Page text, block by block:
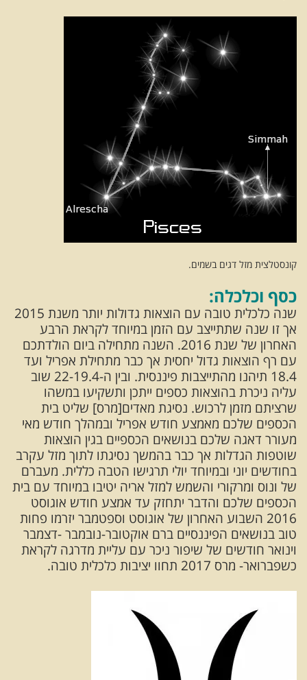
קונסטלצית מזל דגים בשמים.
כסף וכלכלה:
שנה כלכלית טובה עם הוצאות גדולות יותר משנת 2015
אך זו שנה שתתייצב עם הזמן במיוחד לקראת הרבע
האחרון של שנת 2016. השנה מתחילה ביום הולדתכם
עם רף הוצאות גדול יחסית אך כבר מתחילת אפריל ועד
18.4 תיהנו מהתייצבות פיננסית. ובין ה-22-19.4 שוב
עליה ניכרת בהוצאות כספים ייתכן ותשקיעו במשהו
שרציתם מזמן לרכוש. נסיגת מאדים[מרס] שליט בית
הכספים שלכם מאמצע חודש אפריל ובמהלך חודש מאי
מעורר דאגה שלכם בנושאים הכספיים בגין הוצאות
שוטפות הגדלות אך כבר בהמשך נסיגתו לתוך מזל עקרב
בחודשים יוני ובמיוחד יולי תרגישו הטבה כללית. מעברם
של ונוס ומרקורי והשמש למזל אריה יטיבו במיוחד עם בית
הכספים שלכם והדבר יתחזק עד אמצע חודש אוגוסט
2016 השבוע האחרון של אוגוסט וספטמבר יזרמו פחות
טוב בנושאים הפיננסיים ברם אוקטובר-נובמבר -דצמבר
וינואר חודשים של שיפור ניכר עם עליית מדרגה לקראת
כשפברואר- מרס 2017 תחוו יציבות כלכלית טובה.